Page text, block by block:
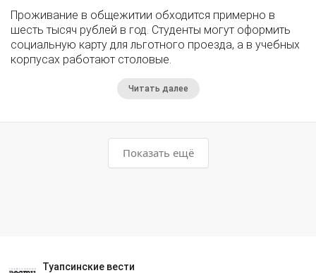
Проживание в общежитии обходится примерно в
шесть тысяч рублей в год. Студенты могут оформить
социальную карту для льготного проезда, а в учебных
корпусах работают столовые.
Читать далее
Показать ещё
Туапсинские вести